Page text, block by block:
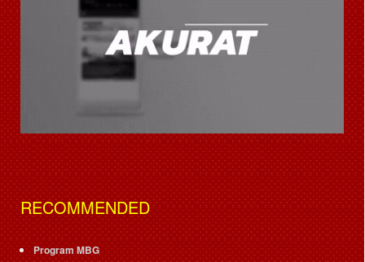
RECOMMENDED
Program MBG